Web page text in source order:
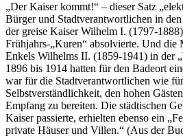
„Der Kaiser kommt!“ – dieser Satz
Bürger und Stadtverantwortlichen in
der greise Kaiser Wilhelm I. (1797-
Frühjahrs-„Kuren“ absolvierte. Und die
Enkels Wilhelms II. (1859-1941) in der
1896 bis 1914 hatten für den Badeort
war für die Stadtverantwortlichen wie
Selbstverständlichkeit, den hohen
Empfang zu bereiten. Die städtischen
Kaiser passierte, erhielten ebenso ein
private Häuser und Villen.“ (Aus der